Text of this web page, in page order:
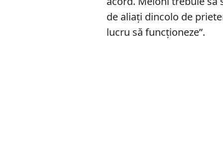
de aliați dincolo de
lucru să funcționeze”.